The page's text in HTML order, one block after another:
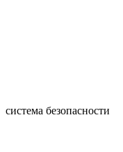
система безопасности